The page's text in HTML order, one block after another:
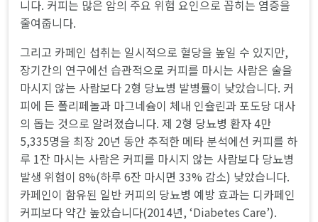
니다. 커피는 많은 암의 주요 위험 요인으로 꼽히는 염증을
줄여줍니다.
그리고 카페인 섭취는 일시적으로 혈당을 높일 수 있지만,
장기간의 연구에선 습관적으로 커피를 마시는 사람은 술을
마시지 않는 사람보다 2형 당뇨병 발병률이 낮았습니다. 커
피에 든 폴리페놀과 마그네슘이 체내 인슐린과 포도당 대사
의 돕는 것으로 알려졌습니다. 제 2형 당뇨병 환자 4만
5,335명을 최장 20년 동안 추적한 메타 분석에선 커피를 하
루 1잔 마시는 사람은 커피를 마시지 않는 사람보다 당뇨병
발생 위험이 8%(하루 6잔 마시면 33% 감소) 낮았습니다.
카페인이 함유된 일반 커피의 당뇨병 예방 효과는 디카페인
커피보다 약간 높았습니다(2014년, ‘Diabetes Care’).